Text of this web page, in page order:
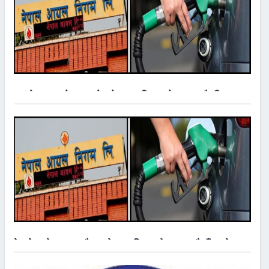
४ महिना अगाडि Comments
काठमाडौँ, २५ चैत्र । अर्थतन्त्र मापनको लागी आर्थिक गणना नारा सहित
राष्ट्रिय तथ्याङ्क कार्यालयले २ बैशाख २०८३ देखी राष्ट्रिय आर्थिक गणना
२०८२ को तयारी पुरा गरेको छ । राष्ट्रिय तथ्याङ्क कार्यालयका
READ MORE
बढ्यो इन्धनको मूल्य : पेट्रोल एक लिटरको २०२ रुपैयाँ
४ महिना अगाडि Comments
काठमाडौँ, १९ चैत । नेपाल आयल निगमले पेट्रोलियम पदार्थको मूल्य वृद्धि गरेको
छ । पछिल्लो पटक मूल्य वृद्धि गरेको एक सातामै निगमले आज मध्यरातदेखि लागू
हुने गरी डिजेल/मट्टितेल र पेट्रोलको मूल्यमा
READ MORE
पेट्रोलको मूल्य ह्वात्तै बढ्यो, एक लिटरको १८७ रुपैयाँ पुग्यो